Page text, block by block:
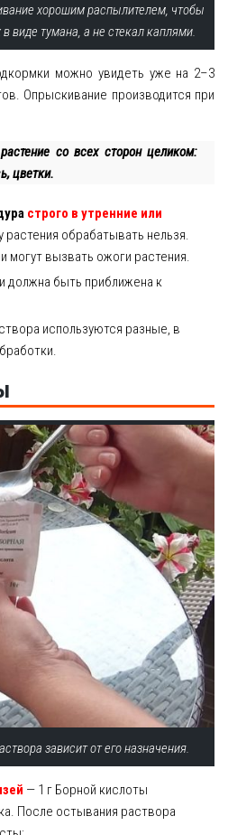
хорошим распылителем, чтобы
виде тумана, а не стекал каплями.
можно увидеть уже на 2–3
Опрыскивание производится при
со всех сторон целиком:
цветки.
строго в утренние или
растения обрабатывать нельзя.
могут вызвать ожоги растения.
должна быть приближена к
используются разные, в
зависит от его назначения.
— 1 г Борной кислоты
После остывания раствора